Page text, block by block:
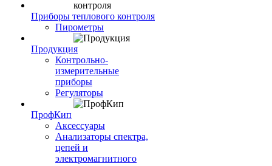
Приборы теплового контроля
Пирометры
Продукция
Контрольно-
измерительные
приборы
Регуляторы
ПрофКип
Аксессуары
Анализаторы спектра,
цепей и
электромагнитного